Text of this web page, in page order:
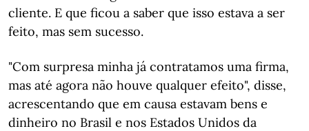
cliente. E que ficou a saber que isso estava a ser
feito, mas sem sucesso.
"Com surpresa minha já contratamos uma firma,
mas até agora não houve qualquer efeito", disse,
acrescentando que em causa estavam bens e
dinheiro no Brasil e nos Estados Unidos da